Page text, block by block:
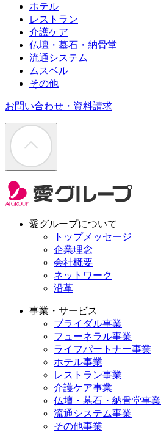
ホテル
レストラン
介護ケア
仏壇・墓石・納骨堂
流通システム
ムスベル
その他
お問い合わせ・資料請求
愛グループについて
トップメッセージ
企業理念
会社概要
ネットワーク
沿革
事業・サービス
ブライダル事業
フューネラル事業
ライフパートナー事業
ホテル事業
レストラン事業
介護ケア事業
仏壇・墓石・納骨堂事業
流通システム事業
その他事業